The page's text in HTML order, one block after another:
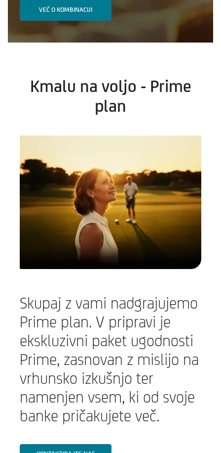
VEČ O KOMBINACIJI
Kmalu na voljo - Prime
plan
Skupaj z vami nadgrajujemo
Prime plan. V pripravi je
ekskluzivni paket ugodnosti
Prime, zasnovan z mislijo na
vrhunsko izkušnjo ter
namenjen vsem, ki od svoje
banke pričakujete več.